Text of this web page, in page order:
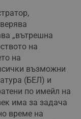
„вътрешна
на
на
възможни
(БЕЛ) и
по имейл на
има за задача
време на